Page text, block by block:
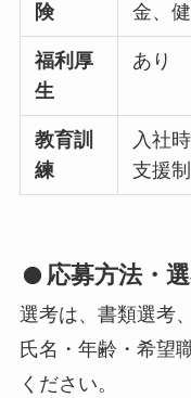
険
金、
福利厚
生
あり
教育訓
練
入社
支援
応募方法・
選考は、書類選考
氏名・年齢・希望
ください。